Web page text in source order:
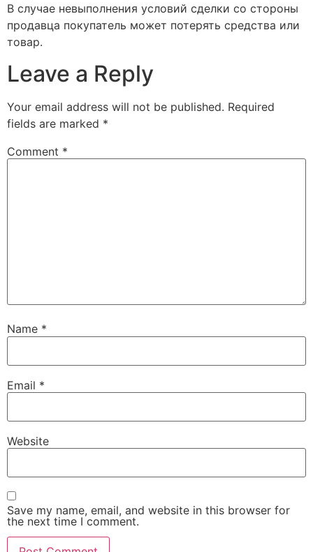
В случае невыполнения условий сделки со стороны
продавца покупатель может потерять средства или
товар.
Leave a Reply
Your email address will not be published. Required
fields are marked *
Comment *
Name *
Email *
Website
Save my name, email, and website in this browser for
the next time I comment.